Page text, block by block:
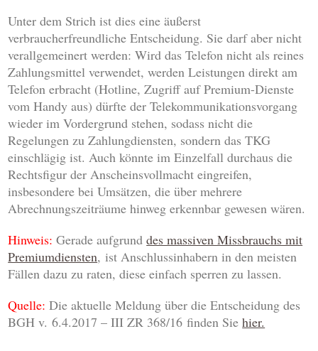
Unter dem Strich ist dies eine äußerst
verbraucherfreundliche Entscheidung. Sie darf aber nicht
verallgemeinert werden: Wird das Telefon nicht als reines
Zahlungsmittel verwendet, werden Leistungen direkt am
Telefon erbracht (Hotline, Zugriff auf Premium-Dienste
vom Handy aus) dürfte der Telekommunikationsvorgang
wieder im Vordergrund stehen, sodass nicht die
Regelungen zu Zahlungdiensten, sondern das TKG
einschlägig ist. Auch könnte im Einzelfall durchaus die
Rechtsfigur der Anscheinsvollmacht eingreifen,
insbesondere bei Umsätzen, die über mehrere
Abrechnungszeiträume hinweg erkennbar gewesen wären.
Hinweis: Gerade aufgrunddes massiven Missbrauchs mit
Premiumdiensten, ist Anschlussinhabern in den meisten
Fällen dazu zu raten, diese einfach sperren zu lassen.
Quelle: Die aktuelle Meldung über die Entscheidung des
BGH v. 6.4.2017 – III ZR 368/16 finden Siehier.